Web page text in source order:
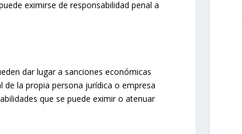
eximirse de responsabilidad penal a
dar lugar a sanciones económicas
de la propia persona jurídica o empresa
que se puede eximir o atenuar